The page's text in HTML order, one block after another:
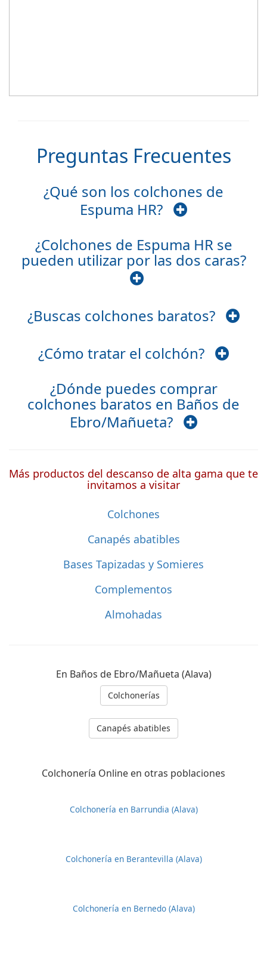
Preguntas Frecuentes
¿Qué son los colchones de
Espuma HR?
¿Colchones de Espuma HR se
pueden utilizar por las dos caras?
¿Buscas colchones baratos?
¿Cómo tratar el colchón?
¿Dónde puedes comprar
colchones baratos en Baños de
Ebro/Mañueta?
Más productos del descanso de alta gama que te
invitamos a visitar
Colchones
Canapés abatibles
Bases Tapizadas y Somieres
Complementos
Almohadas
En Baños de Ebro/Mañueta (Alava)
Colchonerías
Canapés abatibles
Colchonería Online en otras poblaciones
Colchonería en Barrundia (Alava)
Colchonería en Berantevilla (Alava)
Colchonería en Bernedo (Alava)